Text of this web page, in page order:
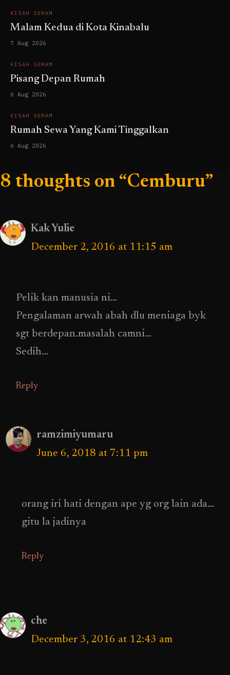
KISAH SERAM
Malam Kedua di Kota Kinabalu
7 Aug 2026
KISAH SERAM
Pisang Depan Rumah
6 Aug 2026
KISAH SERAM
Rumah Sewa Yang Kami Tinggalkan
6 Aug 2026
8 thoughts on “Cemburu”
Kak Yulie
December 2, 2016 at 11:15 am
Pelik kan manusia ni…
Pengalaman arwah abah dlu meniaga byk
sgt berdepan.masalah camni…
Sedih…
Reply
ramzimiyumaru
June 6, 2018 at 7:11 pm
orang iri hati dengan ape yg org lain ada…
gitu la jadinya
Reply
che
December 3, 2016 at 12:43 am